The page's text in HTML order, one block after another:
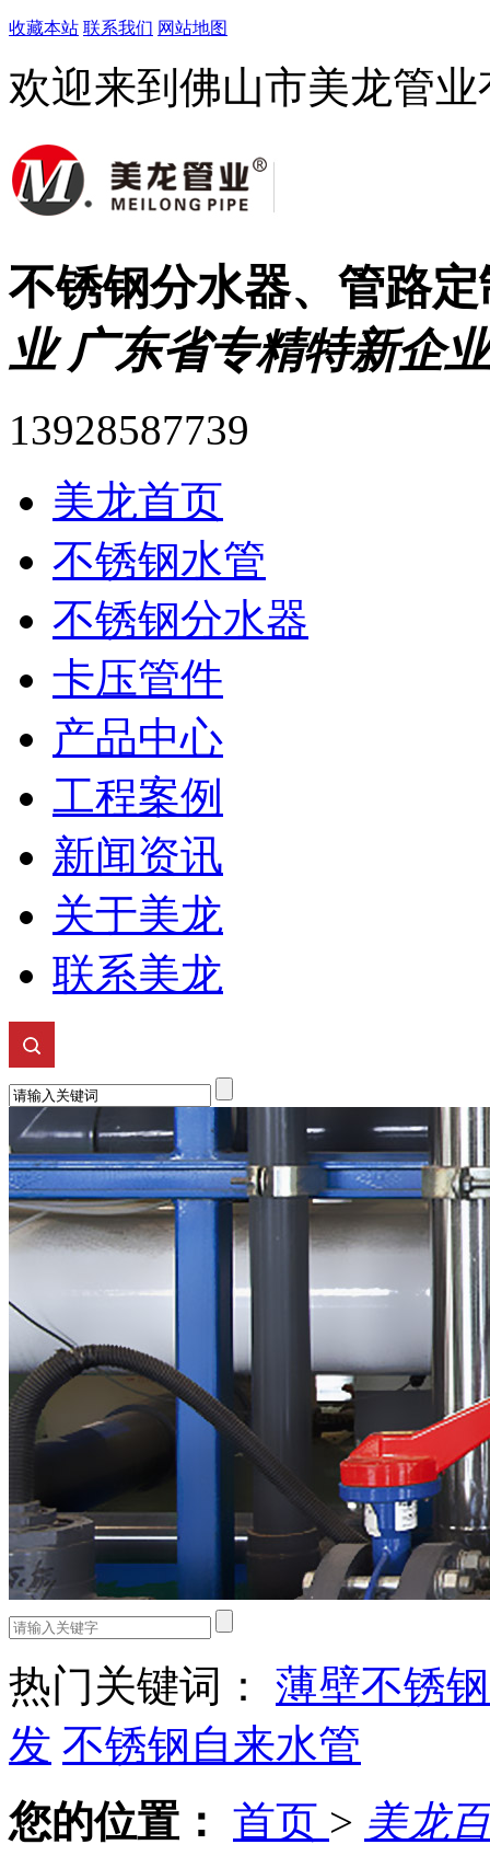
收藏本站 联系我们 网站地图
欢迎来到佛山市美龙管
不锈钢分水器、管路
业 广东省专精特新企
13928587739
美龙首页
不锈钢水管
不锈钢分水器
卡压管件
产品中心
工程案例
新闻资讯
关于美龙
联系美龙
热门关键词： 薄壁不锈
发 不锈钢自来水管
您的位置： 首页 > 美龙